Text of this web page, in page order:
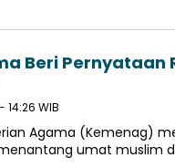
Beri Pernyataan
14:26 WIB
Agama
umat muslim